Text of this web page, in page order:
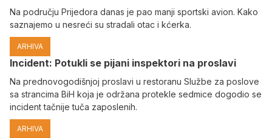
Na području Prijedora danas je pao manji sportski avion. Kako
saznajemo u nesreći su stradali otac i kćerka.
ARHIVA
Incident: Potukli se pijani inspektori na proslavi
Na prednovogodišnjoj proslavi u restoranu Službe za poslove
sa strancima BiH koja je održana protekle sedmice dogodio se
incident tačnije tuča zaposlenih.
ARHIVA